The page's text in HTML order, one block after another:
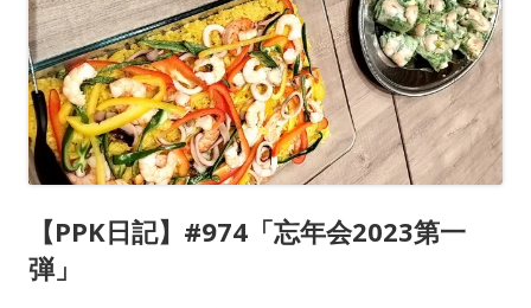
【PPK日記】#974「忘年会2023第一
弾」